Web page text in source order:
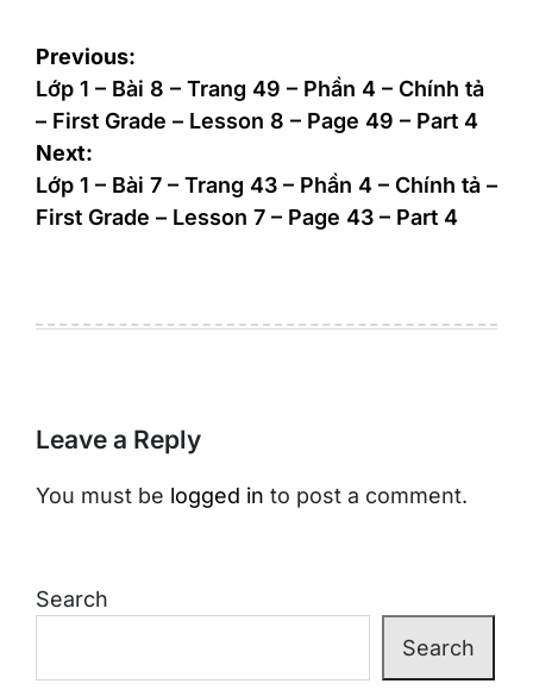
Post
navigation
Previous:
Lớp 1 – Bài 8 – Trang 49 – Phần 4 – Chính tả
– First Grade – Lesson 8 – Page 49 – Part 4
Next:
Lớp 1 – Bài 7 – Trang 43 – Phần 4 – Chính tả –
First Grade – Lesson 7 – Page 43 – Part 4
Leave a Reply
You must be logged in to post a comment.
Search
Search